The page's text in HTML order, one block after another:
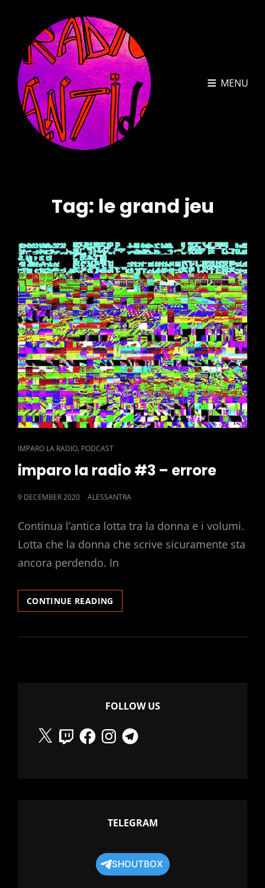
MENU
Tag: le grand jeu
CAT
LINKS
IMPARO LA RADIO, PODCAST
imparo la radio #3 – errore
POSTED
9 DECEMBER 2020 ALESSANTRA
Continua l’antica lotta tra la donna e i volumi.
Lotta che la donna che scrive sicuramente sta
ancora perdendo. In
CONTINUE READING
LA
#3
FOLLOW US
X
TwitchFacebookInstagramTelegram
TELEGRAM
SHOUTBOX